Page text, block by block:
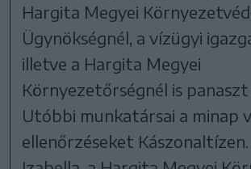
Hargita Megyei
Ügynökségnél, a vízügyi
illetve a Hargita Megyei
Környezetőrségnél is
Utóbbi munkatársai a minap
ellenőrzéseket Kászonaltízen.